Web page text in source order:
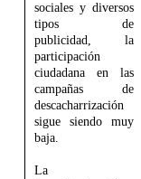
sociales y diversos
tipos de
publicidad, la
participación
ciudadana en las
campañas de
descacharrización
sigue siendo muy
baja.
La